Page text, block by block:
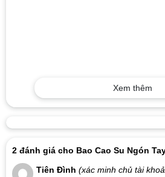
Xem thêm
2 đánh giá cho Bao Cao Su Ngón
Tiên Đình (xác minh chủ tài